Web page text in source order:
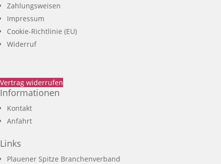
Zahlungsweisen
Impressum
Cookie-Richtlinie (EU)
Widerruf
Vertrag widerrufen
Informationen
Kontakt
Anfahrt
Links
Plauener Spitze Branchenverband